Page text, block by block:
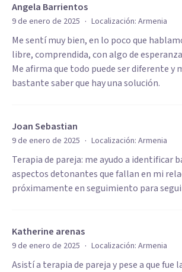
Angela Barrientos
9 de enero de 2025 · Localización: Armenia
Me sentí muy bien, en lo poco que
libre, comprendida, con algo de
Me afirma que todo puede ser diferente y
bastante saber que hay una solución.
Joan Sebastian
9 de enero de 2025 · Localización: Armenia
Terapia de pareja: me ayudo a identificar
aspectos detonantes que fallan en mi
próximamente en seguimiento para
Katherine arenas
9 de enero de 2025 · Localización: Armenia
Asistí a terapia de pareja y pese a que fue